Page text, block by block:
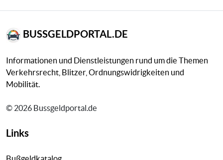
BUSSGELDPORTAL.DE
Informationen und Dienstleistungen rund um die Themen
Verkehrsrecht, Blitzer, Ordnungswidrigkeiten und
Mobilität.
© 2026 Bussgeldportal.de
Links